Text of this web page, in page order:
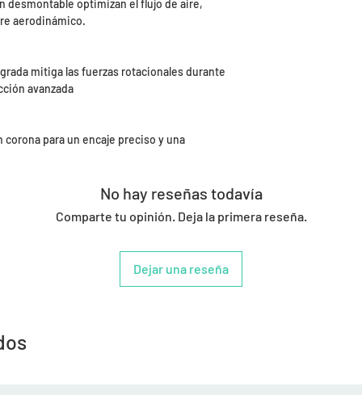
desmontable optimizan el flujo de aire,
aerodinámico.
mitiga las fuerzas rotacionales durante
avanzada
para un encaje preciso y una
No hay reseñas todavía
Comparte tu opinión. Deja la primera reseña.
Dejar una reseña